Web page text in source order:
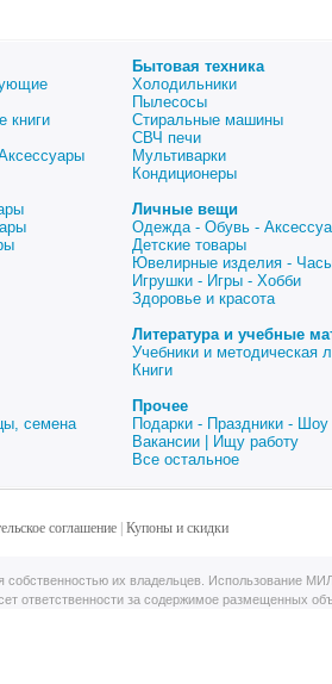
книги
Бытовая техника
Холодильники
Пылесосы
Стиральные машины
СВЧ печи
Мультиварки
Кондиционеры
Личные вещи
Одежда - Обувь -
Детские товары
Ювелирные изделия -
Игрушки - Игры - Хобби
Здоровье и красота
семена
Литература и учебные
Учебники и методическая
Книги
Прочее
Подарки - Праздники -
Вакансии | Ищу работу
Все остальное
соглашение| Купоны и скидки
собственностью их владельцев. Использование
ответственности за содержимое размещенных